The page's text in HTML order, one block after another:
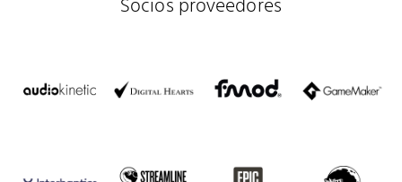
Socios proveedores